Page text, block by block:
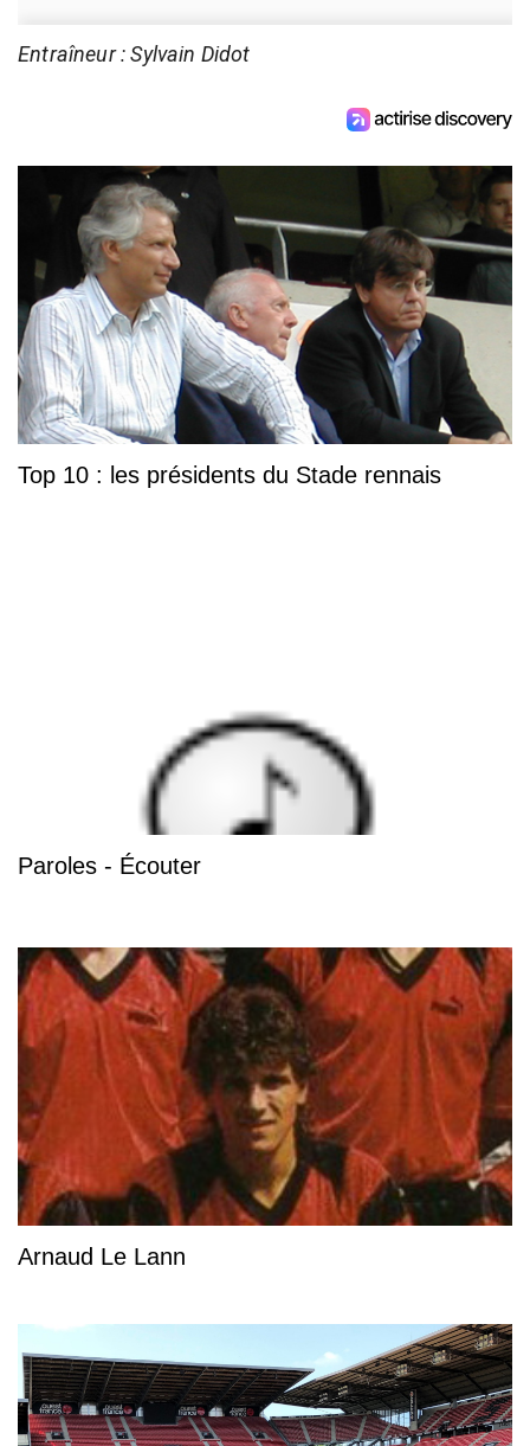
Entraîneur : Sylvain Didot
Top 10 : les présidents du Stade rennais
Paroles - Écouter
Arnaud Le Lann